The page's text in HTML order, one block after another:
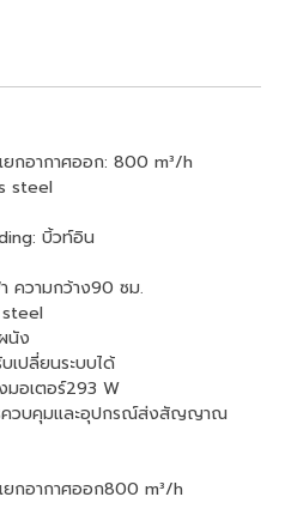
กอากาศออก: 800 m³/h
steel
บิ้วท์อิน
ความกว้าง90 ซม.
นัง
เปลี่ยนระบบได้
มอเตอร์293 W
ควบคุมและอุปกรณ์ส่งสัญญาณ
กอากาศออก800 m³/h